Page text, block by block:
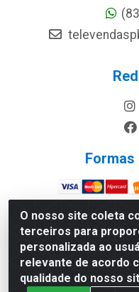
O nosso site coleta
terceiros para
personalizada ao
relevante de acordo
qualidade do nosso
Formas